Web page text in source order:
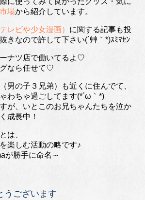
場から紹介しています。
レビや少女漫画） に関する記事も投
きなので許して下さい(´艸｀*)ｽﾐﾏｾﾝ
ナツ店で働いてるよ♡
なら任せて♡
男の子３兄弟）も近くに住んでて、
わちゃ過ごしてます(*´ω｀*)
が、いとこのお兄ちゃんたちを泣か
成長中！
とは、
楽しむ活動の略です♪
が勝手に命名～
うございます